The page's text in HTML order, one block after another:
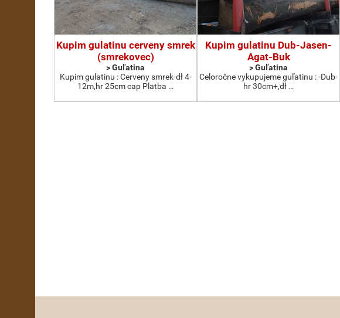
Kupim gulatinu cerveny smrek
(smrekovec)
> Guľatina
Kupim gulatinu : Cerveny smrek-dł 4-
12m,hr 25cm cap Platba …
Kupim gulatinu Dub-Jasen-
Agat-Buk
> Guľatina
Celoročne vykupujeme guľatinu : -Dub-
hr 30cm+,dł …